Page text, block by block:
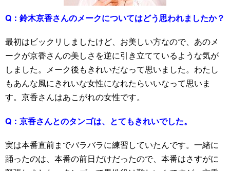
Q： 鈴木京香さんのメークについてはどう思われましたか？
最初はビックリしましたけど、お美しい方なので、あのメ
ークが京香さんの美しさを逆に引き立てているような気が
しました。メーク後もきれいだなって思いました。わたし
もあんな風にきれいな女性になれたらいいなって思いま
す。京香さんはあこがれの女性です。
Q： 京香さんとのタンゴは、とてもきれいでした。
実は本番直前までバラバラに練習していたんです。一緒に
踊ったのは、本番の前日だけだったので、本番はさすがに